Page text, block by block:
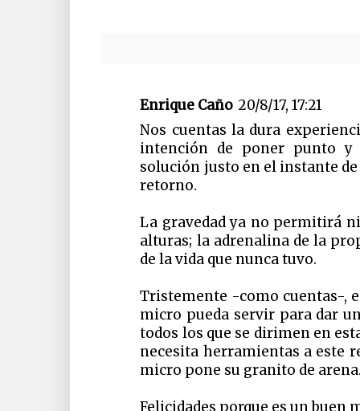
Enrique Caño 20/8/17, 17:21
Nos cuentas la dura
intención de poner punto
solución justo en el instante
retorno.
La gravedad ya no permitirá
alturas; la adrenalina de la
de la vida que nunca tuvo.
Tristemente -como cuentas-,
micro pueda servir para dar
todos los que se dirimen en
necesita herramientas a este
micro pone su granito de
Felicidades porque es un buen